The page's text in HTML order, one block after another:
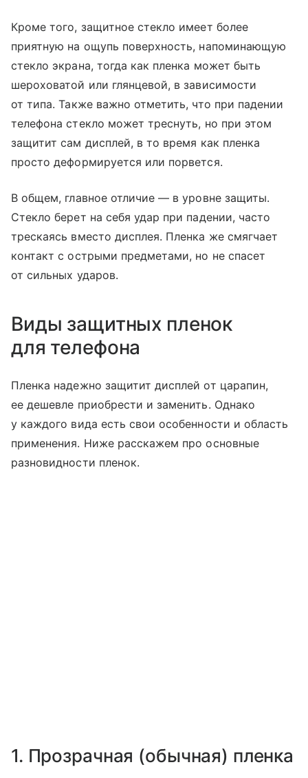
Кроме того, защитное стекло имеет более
приятную на ощупь поверхность, напоминающую
стекло экрана, тогда как пленка может быть
шероховатой или глянцевой, в зависимости
от типа. Также важно отметить, что при падении
телефона стекло может треснуть, но при этом
защитит сам дисплей, в то время как пленка
просто деформируется или порвется.
В общем, главное отличие — в уровне защиты.
Стекло берет на себя удар при падении, часто
трескаясь вместо дисплея. Пленка же смягчает
контакт с острыми предметами, но не спасет
от сильных ударов.
Виды защитных пленок
для телефона
Пленка надежно защитит дисплей от царапин,
ее дешевле приобрести и заменить. Однако
у каждого вида есть свои особенности и область
применения. Ниже расскажем про основные
разновидности пленок.
1. Прозрачная (обычная) пленка